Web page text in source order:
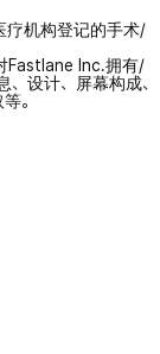
疗机构登记的手术/
Fastlane Inc.拥有/
设计、屏幕构成、
。